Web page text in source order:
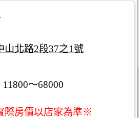
山北路2段37之1號
～68000
際房價以店家為準※